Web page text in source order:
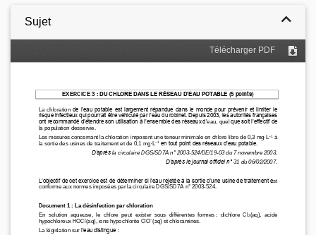
Sujet